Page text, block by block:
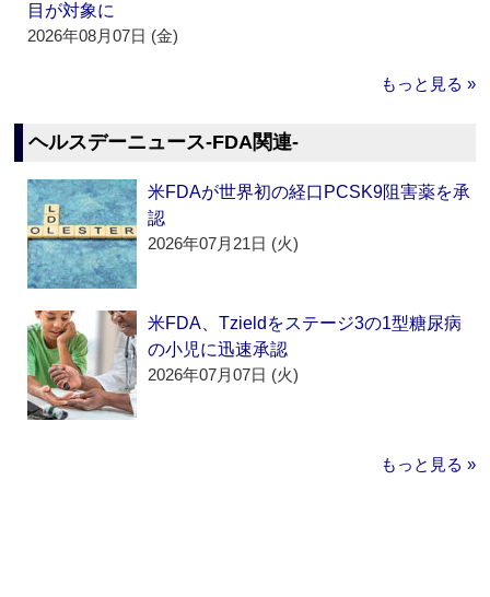
目が対象に
2026年08月07日 (金)
もっと見る »
ヘルスデーニュース‐FDA関連‐
米FDAが世界初の経口PCSK9阻害薬を承
認
2026年07月21日 (火)
米FDA、Tzieldをステージ3の1型糖尿病
の小児に迅速承認
2026年07月07日 (火)
もっと見る »